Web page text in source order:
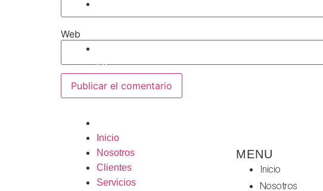
en
Inicio
Nosotros
Clientes
Servicios
Web
MENU
Inicio
Nosotros